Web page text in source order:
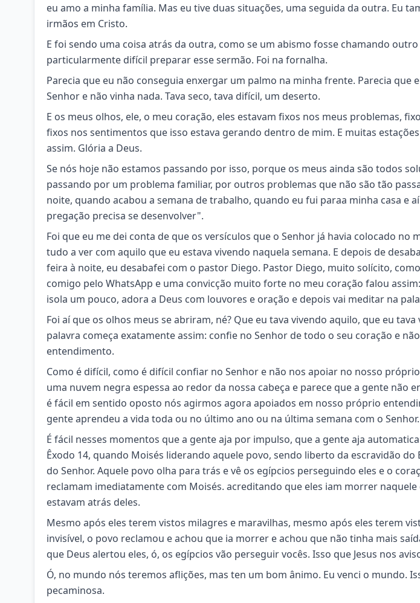
eu amo a minha família. Mas eu tive duas situações, uma seguida da outra. Eu
irmãos em Cristo.
E foi sendo uma coisa atrás da outra, como se um abismo fosse chamando
particularmente difícil preparar esse sermão. Foi na fornalha.
Parecia que eu não conseguia enxergar um palmo na minha frente. Parecia que
Senhor e não vinha nada. Tava seco, tava difícil, um deserto.
E os meus olhos, ele, o meu coração, eles estavam fixos nos meus problemas,
fixos nos sentimentos que isso estava gerando dentro de mim. E muitas
assim. Glória a Deus.
Se nós hoje não estamos passando por isso, porque os meus ainda são todos
passando por um problema familiar, por outros problemas que não são tão
noite, quando acabou a semana de trabalho, quando eu fui paraa minha casa e
pregação precisa se desenvolver".
Foi que eu me dei conta de que os versículos que o Senhor já havia colocado no
tudo a ver com aquilo que eu estava vivendo naquela semana. E depois de
feira à noite, eu desabafei com o pastor Diego. Pastor Diego, muito solícito,
comigo pelo WhatsApp e uma convicção muito forte no meu coração falou
isola um pouco, adora a Deus com louvores e oração e depois vai meditar na
Foi aí que os olhos meus se abriram, né? Que eu tava vivendo aquilo, que eu tava
palavra começa exatamente assim: confie no Senhor de todo o seu coração e
entendimento.
Como é difícil, como é difícil confiar no Senhor e não nos apoiar no nosso
uma nuvem negra espessa ao redor da nossa cabeça e parece que a gente não
é fácil em sentido oposto nós agirmos agora apoiados em nosso próprio
gente aprendeu a vida toda ou no último ano ou na última semana com o Senhor.
É fácil nesses momentos que a gente aja por impulso, que a gente aja
Êxodo 14, quando Moisés liderando aquele povo, sendo liberto da escravidão
do Senhor. Aquele povo olha para trás e vê os egípcios perseguindo eles e o
reclamam imediatamente com Moisés. acreditando que eles iam morrer
estavam atrás deles.
Mesmo após eles terem vistos milagres e maravilhas, mesmo após eles terem
invisível, o povo reclamou e achou que ia morrer e achou que não tinha mais
que Deus alertou eles, ó, os egípcios vão perseguir vocês. Isso que Jesus nos
Ó, no mundo nós teremos aflições, mas ten um bom ânimo. Eu venci o mundo.
pecaminosa.